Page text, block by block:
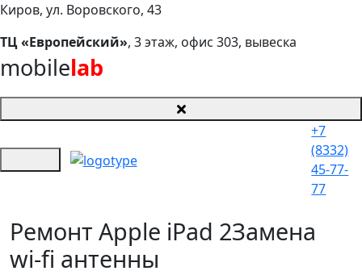
Киров, ул. Воровского, 43
ТЦ «Европейский», 3 этаж, офис 303, вывеска
mobilelab
+7
(8332)
45-77-
77
Ремонт Apple iPad 2Замена
wi-fi антенны